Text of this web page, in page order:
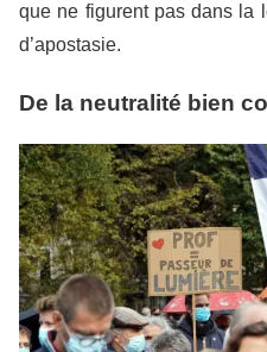
que ne figurent pas dans la
d’apostasie.
De la neutralité bien